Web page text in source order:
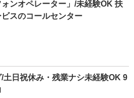
ンオペレーター」/未経験OK 扶
スのコールセンター
土日祝休み・残業ナシ未経験OK 9